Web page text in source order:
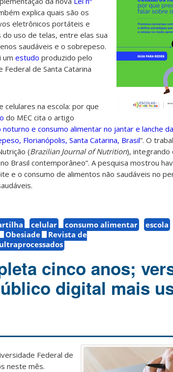
explica quais são os
eletrônicos portáteis e
do uso de telas, entre elas sua
saudáveis e o sobrepeso.
um estudo produzido pelo
de Santa Catarina
celulares na escola: por que
do MEC cita o artigo
e consumo alimentar no jantar e lanche
Florianópolis, Santa Catarina, Brasil”. O
(Brazilian Journal of Nutrition), integrando
Brasil contemporâneo”. A pesquisa mostrou
e o consumo de alimentos não saudáveis no
celular consumo alimentar escola
Obesiade
Revista de
ultraprocessados
cinco anos;
digital mais
Federal de
neste mês.